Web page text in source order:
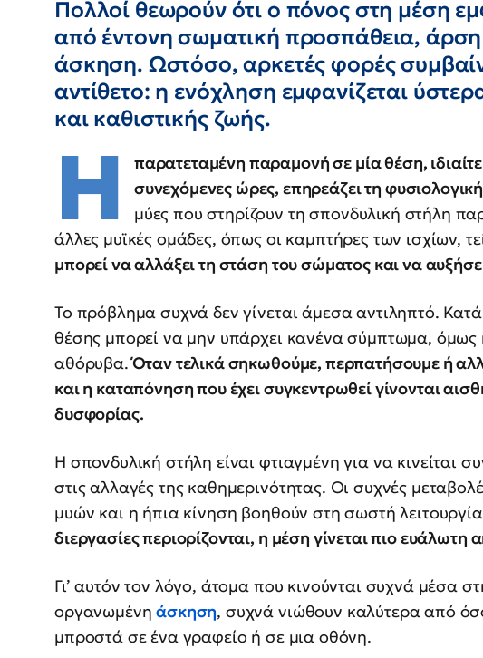
Πολλοί θεωρούν ότι ο πόνος στη μέση
από έντονη σωματική προσπάθεια,
άσκηση. Ωστόσο, αρκετές φορές
αντίθετο: η ενόχληση εμφανίζεται
και καθιστικής ζωής.
Η
παρατεταμένη παραμονή σε μία θέση,
συνεχόμενες ώρες, επηρεάζει τη
μύες που στηρίζουν τη σπονδυλική στήλη
άλλες μυϊκές ομάδες, όπως οι καμπτήρες των ισχίων,
μπορεί να αλλάξει τη στάση του σώματος και να
Το πρόβλημα συχνά δεν γίνεται άμεσα αντιληπτό. Κατά
θέσης μπορεί να μην υπάρχει κανένα σύμπτωμα,
αθόρυβα.Όταν τελικά σηκωθούμε, περπατήσουμε ή
και η καταπόνηση που έχει συγκεντρωθεί γίνονται
δυσφορίας.
Η σπονδυλική στήλη είναι φτιαγμένη για να κινείται
στις αλλαγές της καθημερινότητας. Οι συχνές
μυών και η ήπια κίνηση βοηθούν στη σωστή
διεργασίες περιορίζονται, η μέση γίνεται πιο ευάλωτη
Γι’ αυτόν τον λόγο, άτομα που κινούνται συχνά μέσα
οργανωμένηάσκηση, συχνά νιώθουν καλύτερα από
μπροστά σε ένα γραφείο ή σε μια οθόνη.